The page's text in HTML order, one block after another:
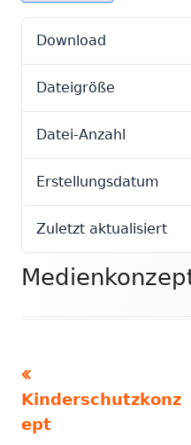
Download
Dateigröße
Datei-Anzahl
Erstellungsdatum
Zuletzt aktualisiert
Beitrag:
Kinderschutzkonz
ept